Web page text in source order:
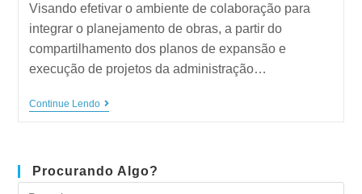
Visando efetivar o ambiente de colaboração para
integrar o planejamento de obras, a partir do
compartilhamento dos planos de expansão e
execução de projetos da administração…
Continue Lendo
Procurando Algo?